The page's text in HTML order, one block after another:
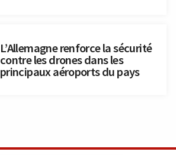
L’Allemagne renforce la sécurité
contre les drones dans les
principaux aéroports du pays